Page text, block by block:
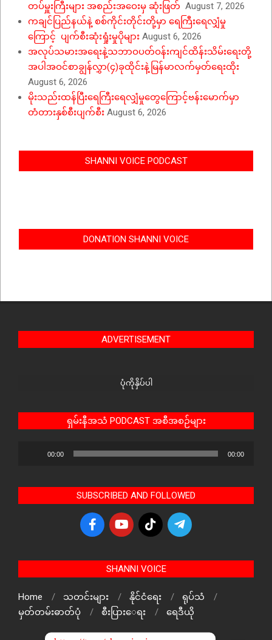
တပ်မှူးကြီးများ အစည်းအဝေးမှ ဆုံးဖြတ် August 7, 2026
ကချင်ပြည်နယ်နဲ့ စစ်ကိုင်းတိုင်းတို့မှာ ရေကြီးရေလျှံမှု
ကြောင့် ပျက်စီးဆုံးရှုံးမှုပိုများ August 6, 2026
အလုပ်သမားအရေးနဲ့သဘာဝပတ်ဝန်းကျင်ထိန်းသိမ်းရေးတို့
အပါအဝင်စာချွန်လွှာ(၄)ခုထိုင်းနဲ့မြန်မာလက်မှတ်ရေးထိုး
August 6, 2026
မိုးသည်းထန်ပြီးရေကြီးရေလျှံမှုတွေကြောင့်ဗန်းမောက်မှာ
တံတားနှစ်စီးပျက်စီး August 6, 2026
SHANNI VOICE PODCAST
DONATION SHANNI VOICE
ADVERTISEMENT
ပုံကိုနှိပ်ပါ
ရှမ်းနီအသံ PODCAST အစီအစဉ်များ
00:00 00:00
SUBSCRIBED AND FOLLOWED
SHANNI VOICE
Home သတင်းများ နိုင်ငံရေး
ရုပ်သံ
မှတ်တမ်းဓာတ်ပုံ
စီးပြားေရး ရေဒီယို